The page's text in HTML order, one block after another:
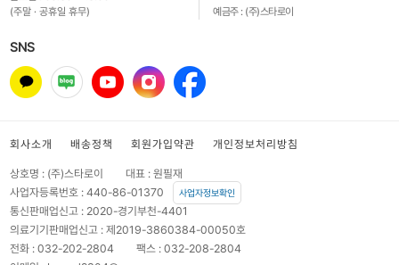
(주말 · 공휴일 휴무)
예금주 : (주)스타로이
SNS
회사소개 배송정책 회원가입약관 개인정보처리방침
상호명 : (주)스타로이
대표 : 원필재
사업자등록번호 : 440-86-01370
사업자정보확인
통신판매업신고 : 2020-경기부천-4401
의료기기판매업신고 : 제2019-3860384-00050호
전화 : 032-202-2804
팩스 : 032-208-2804